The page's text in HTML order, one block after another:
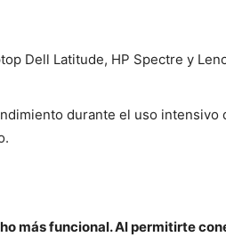
Dell Latitude, HP Spectre y
durante el uso intensivo
más funcional. Al permitirte